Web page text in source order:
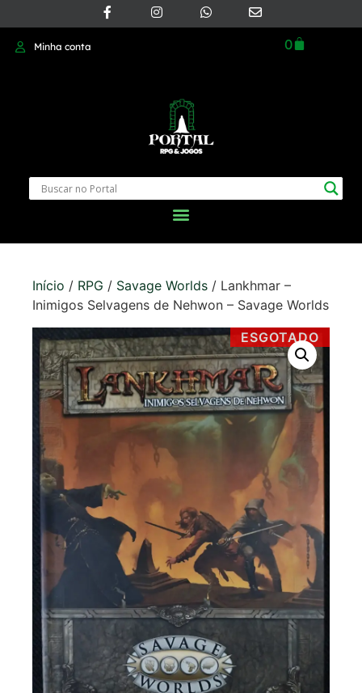
Minha conta 0
Início / RPG / Savage Worlds / Lankhmar –
Inimigos Selvagens de Nehwon – Savage Worlds
ESGOTADO